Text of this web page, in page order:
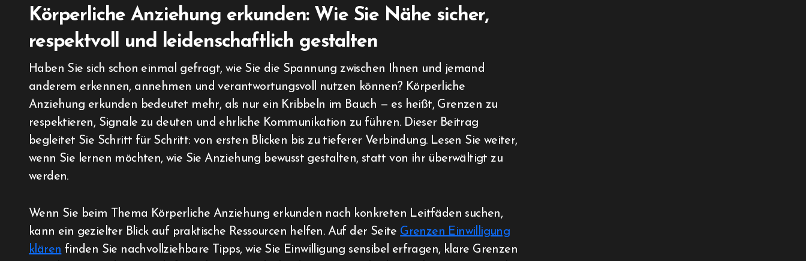
Körperliche Anziehung erkunden: Wie Sie Nähe sicher,
respektvoll und leidenschaftlich gestalten
Haben Sie sich schon einmal gefragt, wie Sie die Spannung zwischen Ihnen und jemand
anderem erkennen, annehmen und verantwortungsvoll nutzen können? Körperliche
Anziehung erkunden bedeutet mehr, als nur ein Kribbeln im Bauch — es heißt, Grenzen zu
respektieren, Signale zu deuten und ehrliche Kommunikation zu führen. Dieser Beitrag
begleitet Sie Schritt für Schritt: von ersten Blicken bis zu tieferer Verbindung. Lesen Sie weiter,
wenn Sie lernen möchten, wie Sie Anziehung bewusst gestalten, statt von ihr überwältigt zu
werden.
Wenn Sie beim Thema Körperliche Anziehung erkunden nach konkreten Leitfäden suchen,
kann ein gezielter Blick auf praktische Ressourcen helfen. Auf der Seite Grenzen Einwilligung
klären finden Sie nachvollziehbare Tipps, wie Sie Einwilligung sensibel erfragen, klare Grenzen